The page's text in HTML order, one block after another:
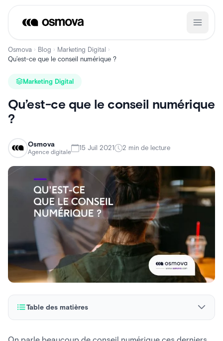
Aller
contenu
Osmova › Blog › Marketing Digital ›
Qu’est-ce que le conseil numérique ?
Marketing Digital
Qu’est-ce que le conseil numérique
?
Osmova
Agence digitale
15 Juil 2021 2 min de lecture
Table des matières